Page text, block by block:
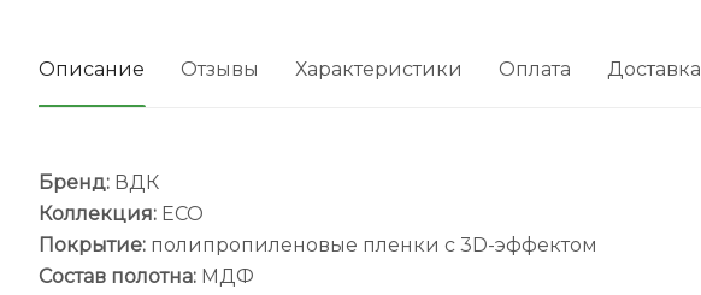
Описание Отзывы Характеристики Оплата Доставка
Бренд: ВДК
Коллекция: ECO
Покрытие: полипропиленовые пленки с 3D-эффектом
Состав полотна: МДФ